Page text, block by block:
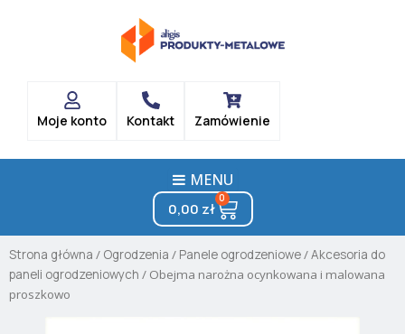
Moje konto Kontakt Zamówienie
MENU
0,00 zł
0
Cart
Strona główna / Ogrodzenia / Panele ogrodzeniowe/Akcesoria do
paneli ogrodzeniowych / Obejma narożna ocynkowana i malowana
proszkowo